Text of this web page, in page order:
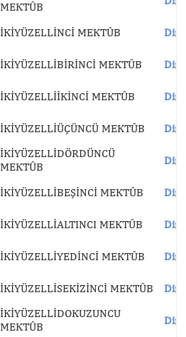
MEKTÛB
İKİYÜZELLİNCİ MEKTÛB
İKİYÜZELLİBİRİNCİ MEKTÛB
İKİYÜZELLİİKİNCİ MEKTÛB
İKİYÜZELLİÜÇÜNCÜ MEKTÛB
İKİYÜZELLİDÖRDÜNCÜ
MEKTÛB
İKİYÜZELLİBEŞİNCİ MEKTÛB
İKİYÜZELLİALTINCI MEKTÛB
İKİYÜZELLİYEDİNCİ MEKTÛB
İKİYÜZELLİSEKİZİNCİ MEKTÛB
İKİYÜZELLİDOKUZUNCU
MEKTÛB